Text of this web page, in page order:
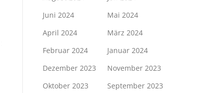
Juni 2024
Mai 2024
April 2024
März 2024
Februar 2024
Januar 2024
Dezember 2023
November 2023
Oktober 2023
September 2023